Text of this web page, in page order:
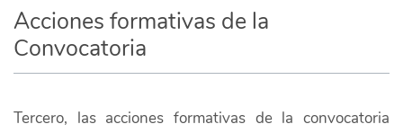
Acciones formativas de la
Convocatoria
Tercero, las acciones formativas de la convocatoria